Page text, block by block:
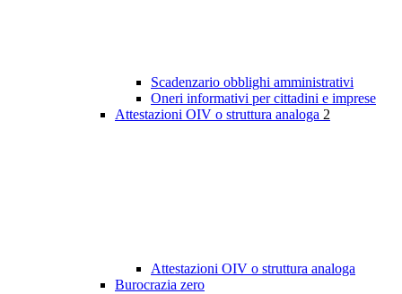
Scadenzario obblighi amministrativi
Oneri informativi per cittadini e imprese
Attestazioni OIV o struttura analoga 2
Attestazioni OIV o struttura analoga
Burocrazia zero